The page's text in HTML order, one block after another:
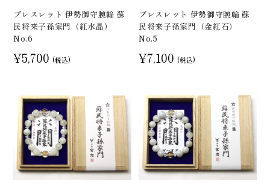
ブレスレット 伊勢御守腕輪 蘇
民将来子孫家門（紅水晶）
No.6
¥5,700 (税込)
ブレスレット 伊勢御守腕輪 蘇
民将来子孫家門（金紅石）
No.5
¥7,100 (税込)